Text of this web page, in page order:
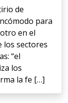
de
para
en el
los sectores
“el
los
la fe […]